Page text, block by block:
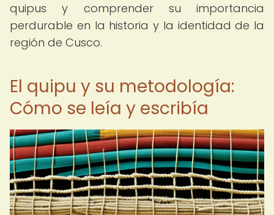
quipus y comprender su importancia
perdurable en la historia y la identidad de la
región de Cusco.
El quipu y su metodología:
Cómo se leía y escribía